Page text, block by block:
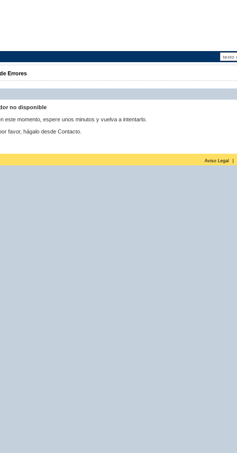
Errores
no disponible
este momento, espere unos minutos y vuelva a intentarlo.
favor, hágalo desde Contacto.
Aviso Legal